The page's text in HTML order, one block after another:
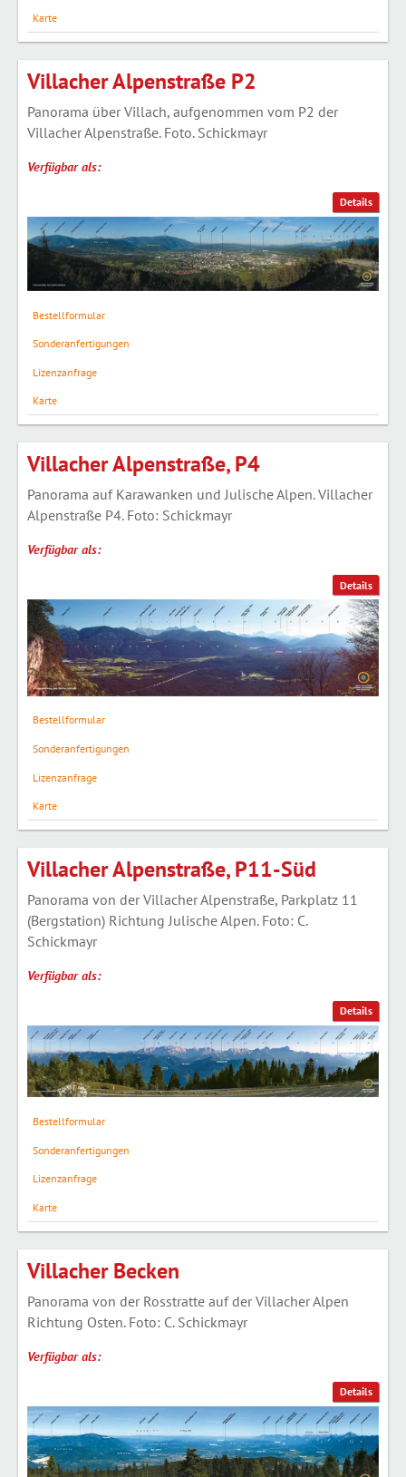
Karte
Details
Villacher Alpenstraße P2
Panorama über Villach, aufgenommen vom P2 der
Villacher Alpenstraße. Foto. Schickmayr
Verfügbar als:
Bestellformular
Sonderanfertigungen
Lizenzanfrage
Karte
Details
Villacher Alpenstraße, P4
Panorama auf Karawanken und Julische Alpen. Villacher
Alpenstraße P4. Foto: Schickmayr
Verfügbar als:
Bestellformular
Sonderanfertigungen
Lizenzanfrage
Karte
Details
Villacher Alpenstraße, P11-Süd
Panorama von der Villacher Alpenstraße, Parkplatz 11
(Bergstation) Richtung Julische Alpen. Foto: C.
Schickmayr
Verfügbar als:
Bestellformular
Sonderanfertigungen
Lizenzanfrage
Karte
Details
Villacher Becken
Panorama von der Rosstratte auf der Villacher Alpen
Richtung Osten. Foto: C. Schickmayr
Verfügbar als: